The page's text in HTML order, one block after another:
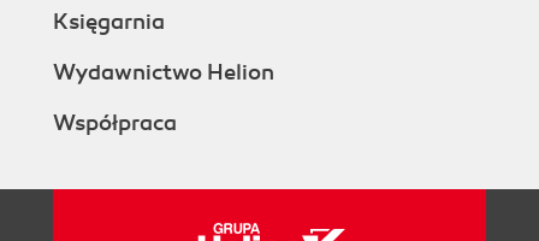
Księgarnia
Wydawnictwo Helion
Współpraca